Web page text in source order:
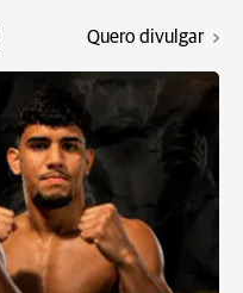
Quero divulgar